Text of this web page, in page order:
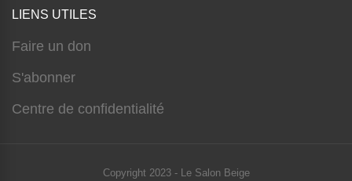
LIENS UTILES
Faire un don
S'abonner
Centre de confidentialité
Copyright 2023 - Le Salon Beige